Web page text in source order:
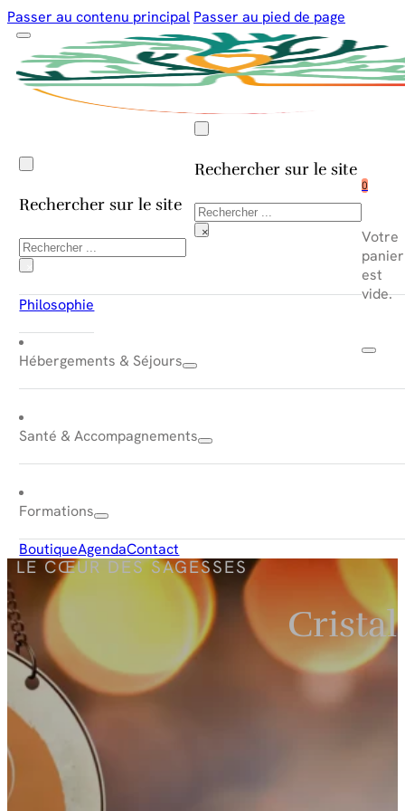
Passer au contenu principal Passer au pied de page
Rechercher sur le site
Rechercher
×
0
Votre
panier
est
vide.
Rechercher sur le site
Rechercher
×
Philosophie
Hébergements & Séjours
Santé & Accompagnements
Formations
BoutiqueAgendaContact
LE CŒUR DES SAGESSES